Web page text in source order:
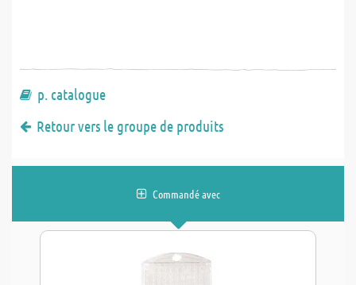
p. catalogue
Retour vers le groupe de produits
Commandé avec